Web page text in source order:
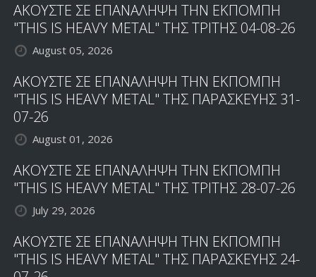
ΑΚΟΥΣΤΕ ΣΕ ΕΠΑΝΑΛΗΨΗ ΤΗΝ ΕΚΠΟΜΠΗ
"THIS IS HEAVY METAL" ΤΗΣ ΤΡΙΤΗΣ 04-08-26
August 05, 2026
ΑΚΟΥΣΤΕ ΣΕ ΕΠΑΝΑΛΗΨΗ ΤΗΝ ΕΚΠΟΜΠΗ
"THIS IS HEAVY METAL" ΤΗΣ ΠΑΡΑΣΚΕΥΗΣ 31-
07-26
August 01, 2026
ΑΚΟΥΣΤΕ ΣΕ ΕΠΑΝΑΛΗΨΗ ΤΗΝ ΕΚΠΟΜΠΗ
"THIS IS HEAVY METAL" ΤΗΣ ΤΡΙΤΗΣ 28-07-26
July 29, 2026
ΑΚΟΥΣΤΕ ΣΕ ΕΠΑΝΑΛΗΨΗ ΤΗΝ ΕΚΠΟΜΠΗ
"THIS IS HEAVY METAL" ΤΗΣ ΠΑΡΑΣΚΕΥΗΣ 24-